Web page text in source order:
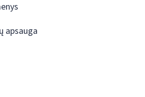
apsauga